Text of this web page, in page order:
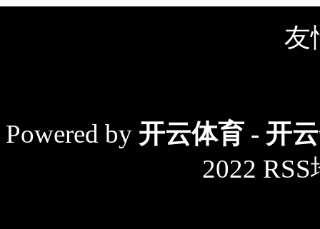
友
Powered by 开云体育 - 开
2022